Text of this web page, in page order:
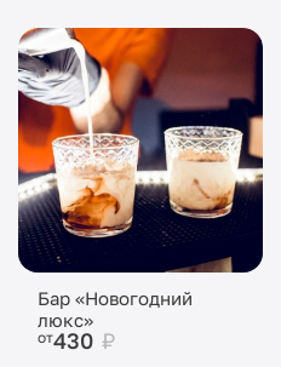
Бар «Новогодний
люкс»
от430 ₽